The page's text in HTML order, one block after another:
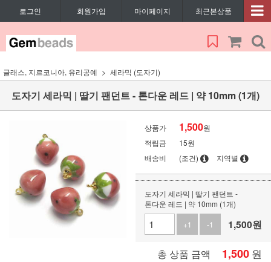
로그인 회원가입 마이페이지 최근본상품
글래스, 지르코니아, 유리공예 세라믹 (도자기)
도자기 세라믹 | 딸기 팬던트 - 톤다운 레드 | 약 10mm (1개)
상품가 1,500원
적립금
15원
배송비
(조건) 지역별
도자기 세라믹 | 딸기 팬던트 -
톤다운 레드 | 약 10mm (1개)
+1
-1 1,500원
총 상품 금액 1,500 원